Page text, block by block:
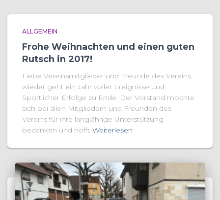
ALLGEMEIN
Frohe Weihnachten und einen guten
Rutsch in 2017!
Liebe Vereinsmitglieder und Freunde des Vereins,
wieder geht ein Jahr voller Ereignisse und
Sportlicher Erfolge zu Ende. Der Vorstand möchte
sich bei allen Mitgliedern und Freunden des
Vereins für ihre langjährige Unterstützung
bedanken und hofft Weiterlesen